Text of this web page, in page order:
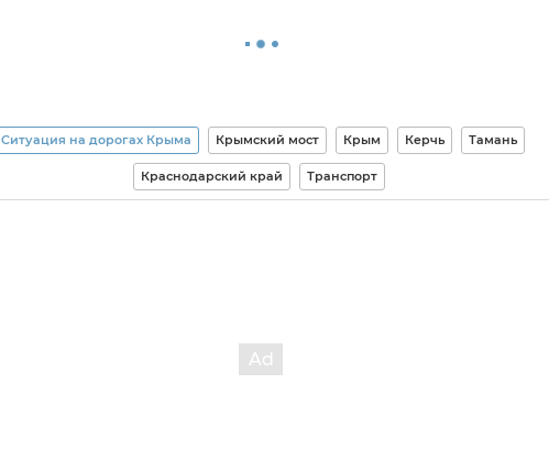
Ситуация на дорогах Крыма Крымский мост Крым Керчь Тамань
Краснодарский край Транспорт